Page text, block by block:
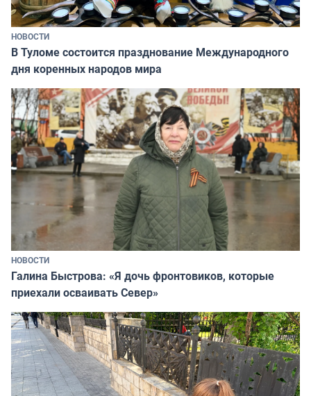
НОВОСТИ
В Туломе состоится празднование Международного
дня коренных народов мира
НОВОСТИ
Галина Быстрова: «Я дочь фронтовиков, которые
приехали осваивать Север»